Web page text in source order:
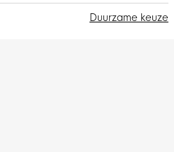
Duurzame keuze